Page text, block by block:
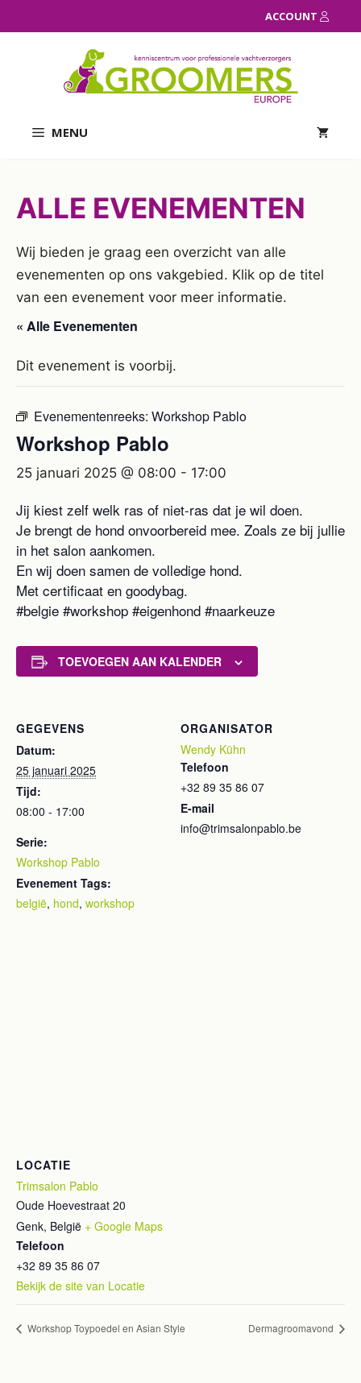
naar
ACCOUNT
MENU
ALLE EVENEMENTEN
Wij bieden je graag een overzicht van alle
evenementen op ons vakgebied. Klik op de titel
van een evenement voor meer informatie.
« Alle Evenementen
Dit evenement is voorbij.
Evenementenreeks: Workshop Pablo
Workshop Pablo
25 januari 2025 @ 08:00 - 17:00
Jij kiest zelf welk ras of niet-ras dat je wil doen.
Je brengt de hond onvoorbereid mee. Zoals ze bij jullie
in het salon aankomen.
En wij doen samen de volledige hond.
Met certificaat en goodybag.
#belgie #workshop #eigenhond #naarkeuze
TOEVOEGEN AAN KALENDER
GEGEVENS
Datum:
25 januari 2025
Tijd:
08:00 - 17:00
Serie:
Workshop Pablo
Evenement Tags:
belgië, hond, workshop
ORGANISATOR
Wendy Kühn
Telefoon
+32 89 35 86 07
E-mail
info@trimsalonpablo.be
LOCATIE
Trimsalon Pablo
Oude Hoevestraat 20
Genk, België + Google Maps
Telefoon
+32 89 35 86 07
Bekijk de site van Locatie
Workshop Toypoedel en Asian Style Dermagroomavond